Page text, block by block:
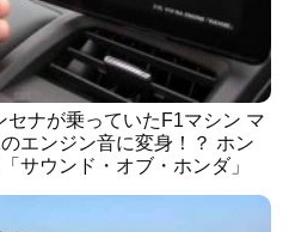
セナが乗っていたF1マシン マ
エンジン音に変身！？ ホン
サウンド・オブ・ホンダ」